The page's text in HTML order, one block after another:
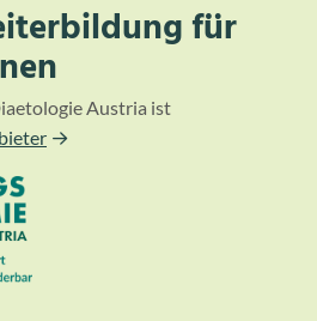
für
Austria ist